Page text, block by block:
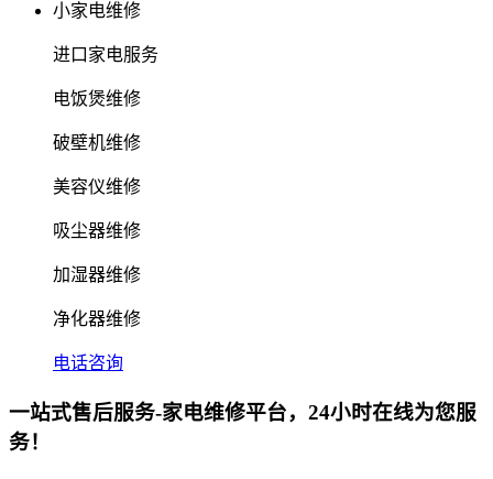
小家电维修
进口家电服务
电饭煲维修
破壁机维修
美容仪维修
吸尘器维修
加湿器维修
净化器维修
电话咨询
一站式售后服务-家电维修平台，24小时在线为您服
务！